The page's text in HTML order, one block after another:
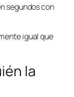
segundos con
igual que
la